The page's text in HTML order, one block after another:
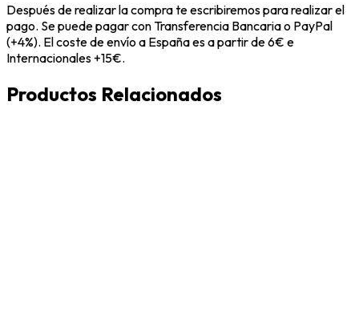
Después de realizar la compra te escribiremos para realizar el
pago. Se puede pagar con Transferencia Bancaria o PayPal
(+4%). El coste de envío a España es a partir de 6€ e
Internacionales +15€.
Productos Relacionados